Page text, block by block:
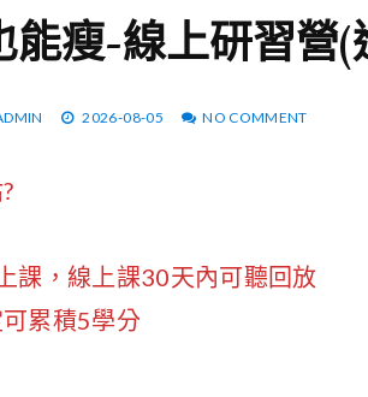
能瘦-線上研習營(
2026-08-05 NO COMMENT
課，線上課30天內可聽回放
累積5學分